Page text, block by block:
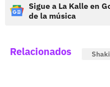
Sigue a La Kalle en
de la música
Relacionados